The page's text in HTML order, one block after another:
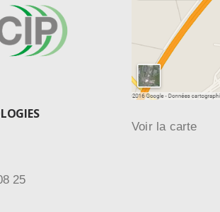
25
Voir la carte